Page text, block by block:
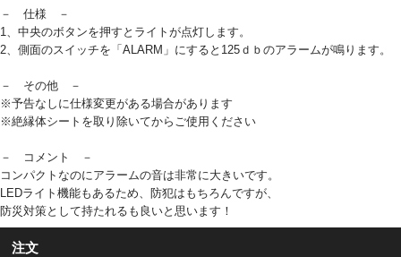
－ 仕様 －
1、中央のボタンを押すとライトが点灯します。
2、側面のスイッチを「ALARM」にすると125ｄｂのアラームが鳴ります。
－ その他 －
※予告なしに仕様変更がある場合があります
※絶縁体シートを取り除いてからご使用ください
－ コメント －
コンパクトなのにアラームの音は非常に大きいです。
LEDライト機能もあるため、防犯はもちろんですが、
防災対策として持たれるも良いと思います！
注文